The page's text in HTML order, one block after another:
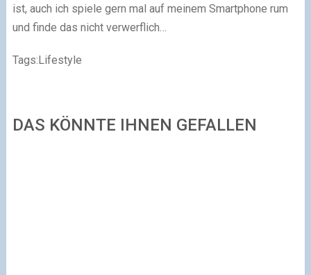
ist, auch ich spiele gern mal auf meinem Smartphone rum
und finde das nicht verwerflich…
Tags:Lifestyle
DAS KÖNNTE IHNEN GEFALLEN